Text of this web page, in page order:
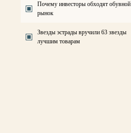
Почему инвесторы обходят обувной
рынок
Звезды эстрады вручили 63 звезды
лучшим товарам